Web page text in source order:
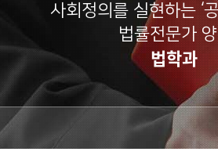
사회정의를 실현하는 ‘
법률전문가
법학과